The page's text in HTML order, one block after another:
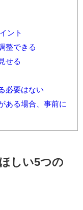
ント
整できる
せる
必要はない
ある場合、事前に
しい5つの